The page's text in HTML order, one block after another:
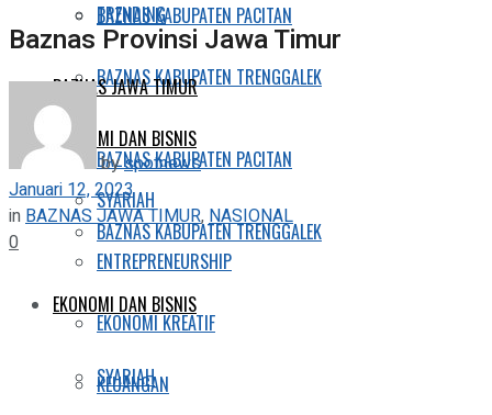
BAZNAS KABUPATEN PACITAN
BAZNAS KABUPATEN TRENGGALEK
EKONOMI DAN BISNIS
SYARIAH
ENTREPRENEURSHIP
EKONOMI KREATIF
KEUANGAN
TRENDING
BAZNAS JAWA TIMUR
BAZNAS KABUPATEN PACITAN
BAZNAS KABUPATEN TRENGGALEK
EKONOMI DAN BISNIS
SYARIAH
Baznas Provinsi Jawa Timur
byspotnews
Januari 12, 2023
in BAZNAS JAWA TIMUR, NASIONAL
0